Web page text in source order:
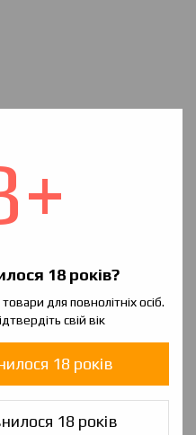
18 років?
для повнолітніх осіб.
свій вік
18 років
18 років
десертній нотки. Для